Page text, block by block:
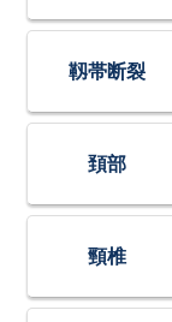
靱帯断裂
頚部
頸椎